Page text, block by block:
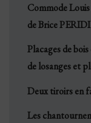
Commode
de Brice
Placages de
de losanges et
Deux tiroirs en
Les